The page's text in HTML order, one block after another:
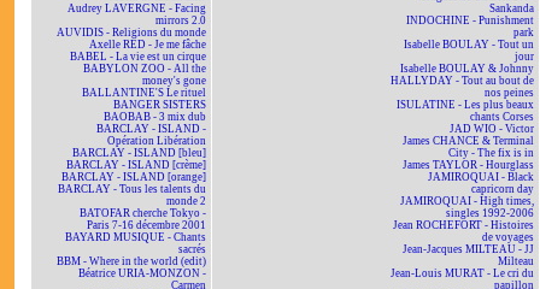
Audrey LAVERGNE - Facing
mirrors 2.0
AUVIDIS - Religions du monde
Axelle RED - Je me fâche
BABEL - La vie est un cirque
BABYLON ZOO - All the
money's gone
BALLANTINE'S Le rituel
BANGER SISTERS
BAOBAB - 3 mix dub
BARCLAY - ISLAND -
Opération Libération
BARCLAY - ISLAND [bleu]
BARCLAY - ISLAND [crème]
BARCLAY - ISLAND [orange]
BARCLAY - Tous les talents du
monde 2
BATOFAR cherche Tokyo -
Paris 7-16 décembre 2001
BAYARD MUSIQUE - Chants
sacrés
BBM - Where in the world (edit)
Béatrice URIA-MONZON -
Carmen
Sankanda
INDOCHINE - Punishment
park
Isabelle BOULAY - Tout un
jour
Isabelle BOULAY & Johnny
HALLYDAY - Tout au bout de
nos peines
ISULATINE - Les plus beaux
chants Corses
JAD WIO - Victor
James CHANCE & Terminal
City - The fix is in
James TAYLOR - Hourglass
JAMIROQUAI - Black
capricorn day
JAMIROQUAI - High times,
singles 1992-2006
Jean ROCHEFORT - Histoires
de voyages
Jean-Jacques MILTEAU - JJ
Milteau
Jean-Louis MURAT - Le cri du
papillon